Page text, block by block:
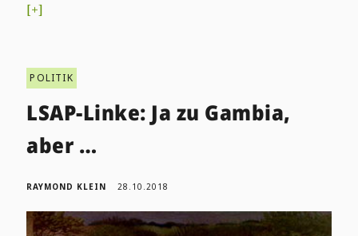
[+]
POLITIK
LSAP-Linke: Ja zu Gambia,
aber …
RAYMOND KLEIN 28.10.2018